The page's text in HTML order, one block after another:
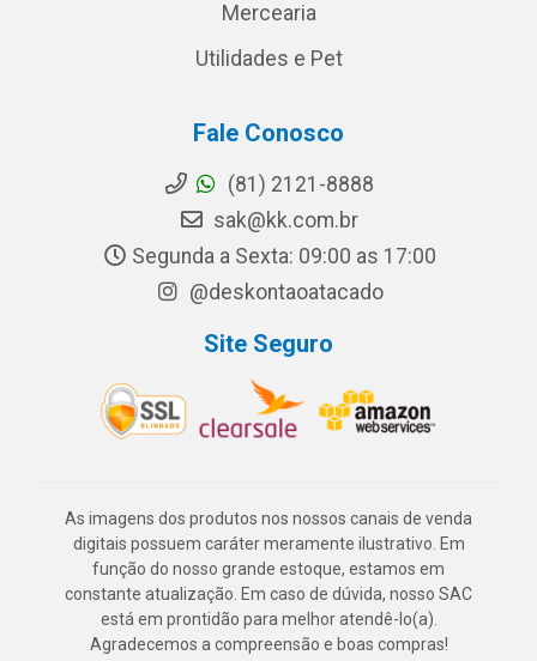
Mercearia
Utilidades e Pet
Fale Conosco
(81) 2121-8888
sak@kk.com.br
Segunda a Sexta: 09:00 as 17:00
@deskontaoatacado
Site Seguro
As imagens dos produtos nos nossos canais de venda
digitais possuem caráter meramente ilustrativo. Em
função do nosso grande estoque, estamos em
constante atualização. Em caso de dúvida, nosso SAC
está em prontidão para melhor atendê-lo(a).
Agradecemos a compreensão e boas compras!